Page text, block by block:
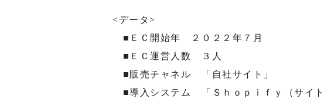
<データ>
■ＥＣ開始年 ２０２２年７月
■ＥＣ運営人数 ３人
■販売チャネル 「自社サイト」
■導入システム 「Ｓｈｏｐｉｆｙ（サイト